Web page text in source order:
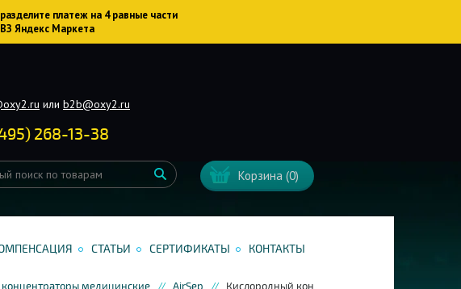
платеж на 4 равные части
Яндекс Маркета
илиb2b@oxy2.ru
) 268-13-38
Корзина(0)
СТАТЬИ СЕРТИФИКАТЫ КОНТАКТЫ